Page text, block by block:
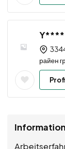
райен
Information